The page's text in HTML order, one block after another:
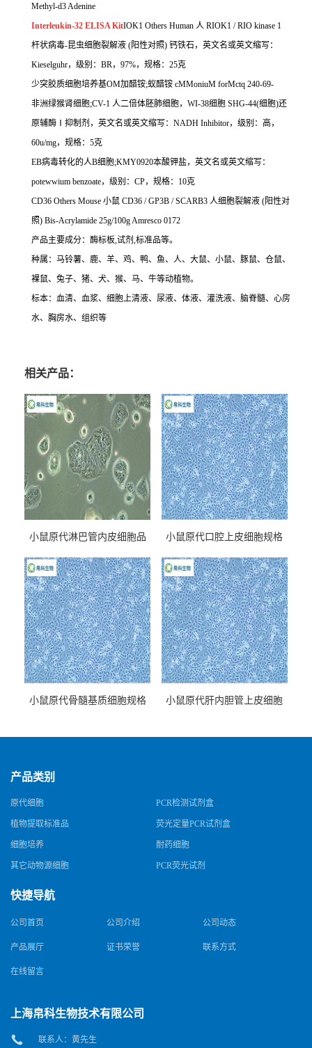
Methyl-d3 Adenine
Interleukin-32 ELISA KitIOK1 Others Human 人 RIOK1 / RIO kinase 1
杆状病毒-昆虫细胞裂解液 (阳性对照) 钙铁石，英文名或英文缩写：
Kieselguhr，级别：BR，97%，规格：25克
少突胶质细胞培养基OM加醋铵;蚁醋铵 cMMoniuM forMctq 240-69-
非洲绿猴肾细胞;CV-1 人二倍体胚肺细胞，WI-38细胞 SHG-44(细胞)还
原辅酶Ⅰ抑制剂，英文名或英文缩写：NADH Inhibitor，级别：高，
60u/mg，规格：5克
EB病毒转化的人B细胞;KMY0920本酸钾盐，英文名或英文缩写：
potewwium benzoate，级别：CP，规格：10克
CD36 Others Mouse 小鼠 CD36 / GP3B / SCARB3 人细胞裂解液 (阳性对
照) Bis-Acrylamide 25g/100g Amresco 0172
产品主要成分：酶标板,试剂,标准品等。
种属：马铃薯、鹿、羊、鸡、鸭、鱼、人、大鼠、小鼠、豚鼠、仓鼠、
裸鼠、兔子、猪、犬、猴、马、牛等动植物。
标本：血清、血浆、细胞上清液、尿液、体液、灌洗液、脑脊髓、心房
水、胸房水、组织等
相关产品：
小鼠原代淋巴管内皮细胞品
小鼠原代口腔上皮细胞规格
小鼠原代骨髓基质细胞规格
小鼠原代肝内胆管上皮细胞
产品类别
原代细胞 PCR检测试剂盒
植物提取标准品 荧光定量PCR试剂盒
细胞培养 耐药细胞
其它动物源细胞 PCR荧光试剂
快捷导航
公司首页 公司介绍 公司动态
产品展厅 证书荣誉 联系方式
在线留言
上海帛科生物技术有限公司
联系人：黄先生